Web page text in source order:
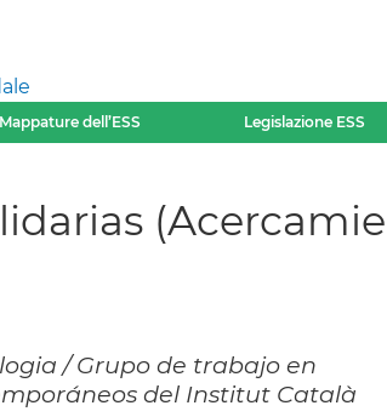
Mappature dell’ESS Legislazione ESS
/ Grupo de trabajo en
del Institut Català